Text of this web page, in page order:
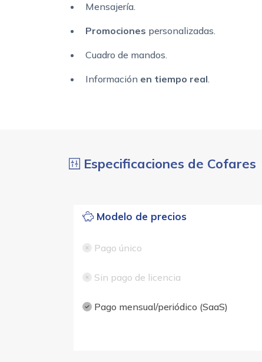
Mensajería.
Promociones personalizadas.
Cuadro de mandos.
Información en tiempo real.
Especificaciones de Cofares
Modelo de precios
Pago único
Sin pago de licencia
Pago mensual/periódico (SaaS)